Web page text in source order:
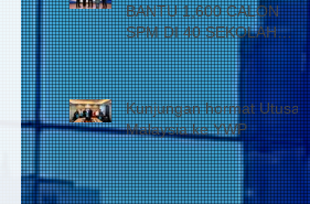
BANTU 1,600 CALON
SPM DI 40 SEKOLAH
KUALA LUMPUR
Kunjungan hormat Utusan
Malaysia ke YWP